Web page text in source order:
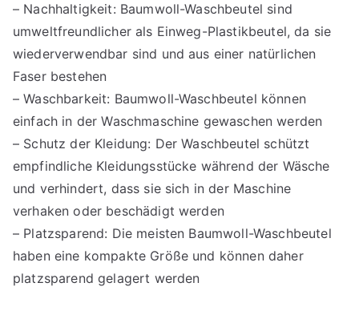
– Nachhaltigkeit: Baumwoll-Waschbeutel sind
umweltfreundlicher als Einweg-Plastikbeutel, da sie
wiederverwendbar sind und aus einer natürlichen
Faser bestehen
– Waschbarkeit: Baumwoll-Waschbeutel können
einfach in der Waschmaschine gewaschen werden
– Schutz der Kleidung: Der Waschbeutel schützt
empfindliche Kleidungsstücke während der Wäsche
und verhindert, dass sie sich in der Maschine
verhaken oder beschädigt werden
– Platzsparend: Die meisten Baumwoll-Waschbeutel
haben eine kompakte Größe und können daher
platzsparend gelagert werden